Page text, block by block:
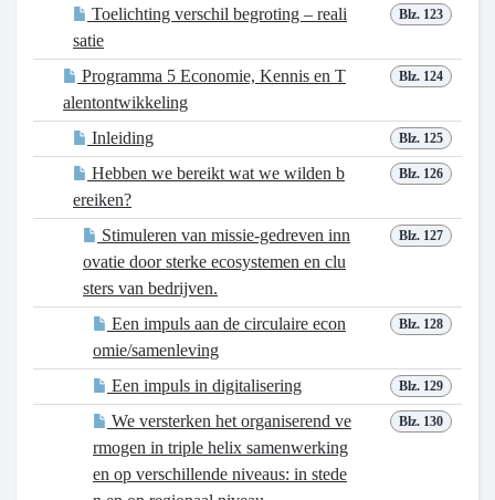
Blz. 123
Toelichting verschil begroting – reali
satie
Blz. 124
Programma 5 Economie, Kennis en T
alentontwikkeling
Blz. 125
Inleiding
Blz. 126
Hebben we bereikt wat we wilden b
ereiken?
Blz. 127
Stimuleren van missie-gedreven inn
ovatie door sterke ecosystemen en clu
sters van bedrijven.
Blz. 128
Een impuls aan de circulaire econ
omie/samenleving
Blz. 129
Een impuls in digitalisering
Blz. 130
We versterken het organiserend ve
rmogen in triple helix samenwerking
en op verschillende niveaus: in stede